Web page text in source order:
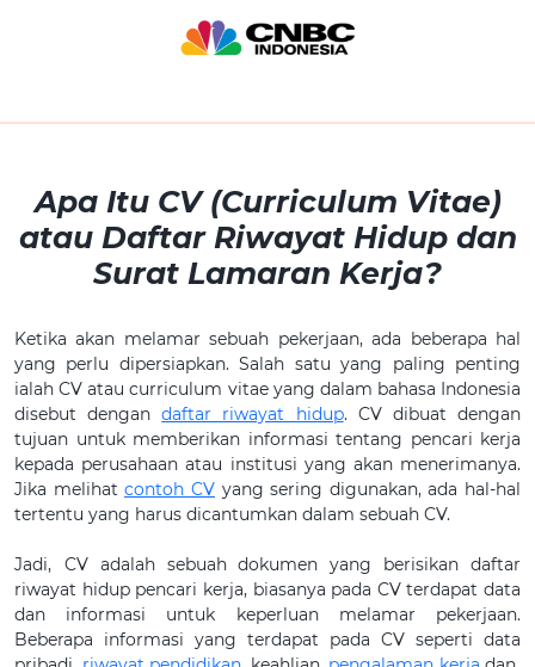
Apa Itu CV (Curriculum Vitae)
atau Daftar Riwayat Hidup dan
Surat Lamaran Kerja?
Ketika akan melamar sebuah pekerjaan, ada beberapa hal
yang perlu dipersiapkan. Salah satu yang paling penting
ialah CV atau curriculum vitae yang dalam bahasa Indonesia
disebut dengandaftar riwayat hidup. CV dibuat dengan
tujuan untuk memberikan informasi tentang pencari kerja
kepada perusahaan atau institusi yang akan menerimanya.
Jika melihatcontoh CVyang sering digunakan, ada hal-hal
tertentu yang harus dicantumkan dalam sebuah CV.
Jadi, CV adalah sebuah dokumen yang berisikan daftar
riwayat hidup pencari kerja, biasanya pada CV terdapat data
dan informasi untuk keperluan melamar pekerjaan.
Beberapa informasi yang terdapat pada CV seperti data